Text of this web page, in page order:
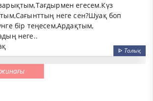
егесем.Күз
неге сен?Шуақ боп
бір теңесем,Ардақтым,
неге..
ᐈ Толық